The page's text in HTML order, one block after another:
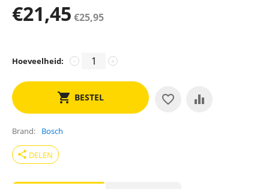
€21,45 €25,95
Hoeveelheid: +
−
BESTEL
Brand Bosch
share DELEN